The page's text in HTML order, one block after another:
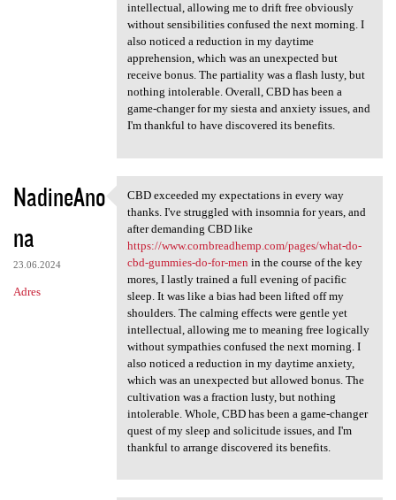
intellectual, allowing me to drift free obviously
without sensibilities confused the next morning. I
also noticed a reduction in my daytime
apprehension, which was an unexpected but
receive bonus. The partiality was a flash lusty, but
nothing intolerable. Overall, CBD has been a
game-changer for my siesta and anxiety issues, and
I'm thankful to have discovered its benefits.
NadineAno
na
23.06.2024
Adres
CBD exceeded my expectations
CBD exceeded my expectations in every way
thanks. I've struggled with insomnia for years, and
after demanding CBD like
https://www.cornbreadhemp.com/pages/what-do-
cbd-gummies-do-for-men in the course of the key
mores, I lastly trained a full evening of pacific
sleep. It was like a bias had been lifted off my
shoulders. The calming effects were gentle yet
intellectual, allowing me to meaning free logically
without sympathies confused the next morning. I
also noticed a reduction in my daytime anxiety,
which was an unexpected but allowed bonus. The
cultivation was a fraction lusty, but nothing
intolerable. Whole, CBD has been a game-changer
quest of my sleep and solicitude issues, and I'm
thankful to arrange discovered its benefits.